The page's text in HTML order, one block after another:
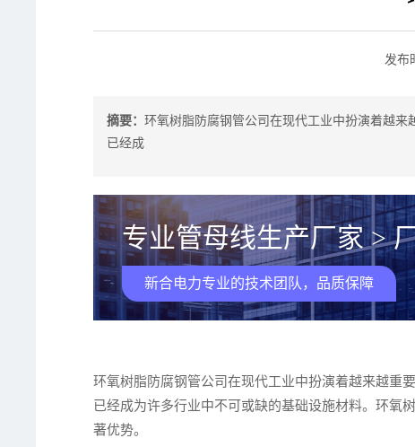
发布
摘要：环氧树脂防腐钢管公司在现代工业中扮演着越
已经成
专业管母线生产厂家 >
新合电力专业的技术团队，品质保障
环氧树脂防腐钢管公司在现代工业中扮演着越来越重
已经成为许多行业中不可或缺的基础设施材料。环氧
著优势。